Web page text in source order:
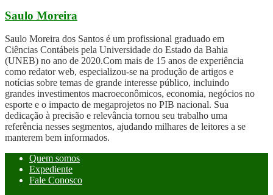
Saulo Moreira
Saulo Moreira dos Santos é um profissional graduado em
Ciências Contábeis pela Universidade do Estado da Bahia
(UNEB) no ano de 2020.Com mais de 15 anos de experiência
como redator web, especializou-se na produção de artigos e
notícias sobre temas de grande interesse público, incluindo
grandes investimentos macroeconômicos, economia, negócios no
esporte e o impacto de megaprojetos no PIB nacional. Sua
dedicação à precisão e relevância tornou seu trabalho uma
referência nesses segmentos, ajudando milhares de leitores a se
manterem bem informados.
Quem somos
Expediente
Fale Conosco